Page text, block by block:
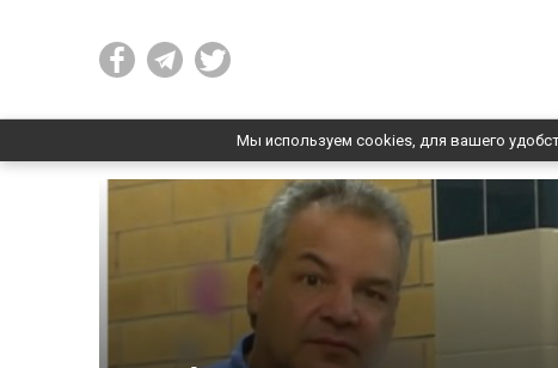
Мы используем cookies, для вашего